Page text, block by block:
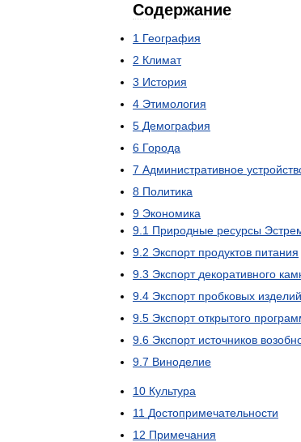
Содержание
1 География
2 Климат
3 История
4 Этимология
5 Демография
6 Города
7 Административное
8 Политика
9 Экономика
9 1 Природные ресурсы
9 2 Экспорт продуктов питания
9 3 Экспорт декоративного
9 4 Экспорт пробковых изделий
9 5 Экспорт открытого
9 6 Экспорт источников
9 7 Виноделие
10 Культура
11 Достопримечательности
12 Примечания